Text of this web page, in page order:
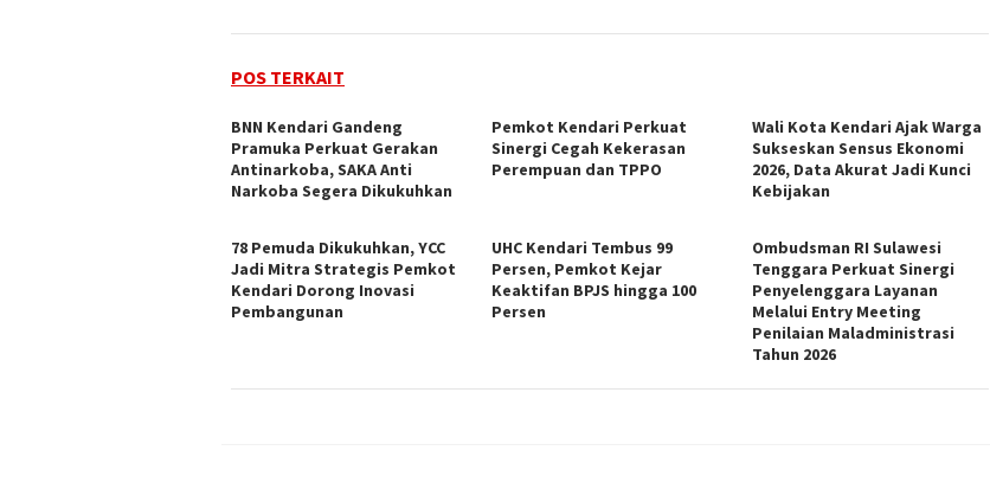
POS TERKAIT
BNN Kendari Gandeng
Pramuka Perkuat Gerakan
Antinarkoba, SAKA Anti
Narkoba Segera Dikukuhkan
Pemkot Kendari Perkuat
Sinergi Cegah Kekerasan
Perempuan dan TPPO
Wali Kota Kendari Ajak Warga
Sukseskan Sensus Ekonomi
2026, Data Akurat Jadi Kunci
Kebijakan
78 Pemuda Dikukuhkan, YCC
Jadi Mitra Strategis Pemkot
Kendari Dorong Inovasi
Pembangunan
UHC Kendari Tembus 99
Persen, Pemkot Kejar
Keaktifan BPJS hingga 100
Persen
Ombudsman RI Sulawesi
Tenggara Perkuat Sinergi
Penyelenggara Layanan
Melalui Entry Meeting
Penilaian Maladministrasi
Tahun 2026